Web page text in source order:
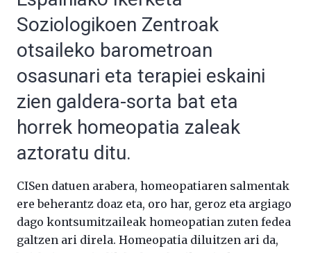
Soziologikoen Zentroak
otsaileko barometroan
osasunari eta terapiei eskaini
zien galdera-sorta bat eta
horrek homeopatia zaleak
aztoratu ditu.
CISen datuen arabera, homeopatiaren salmentak
ere beherantz doaz eta, oro har, geroz eta argiago
dago kontsumitzaileak homeopatian zuten fedea
galtzen ari direla. Homeopatia diluitzen ari da,